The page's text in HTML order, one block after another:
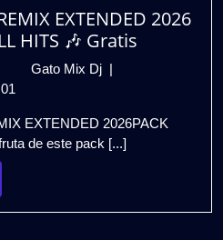
|
Los
Remixes
GRATIS
EXTENDED 2026
HITS 🎶 Gratis
Gato Mix Dj MUSICA
EXTENDED
2026
VOL.2
EXTENDED 2026PACK
de este pack [...]